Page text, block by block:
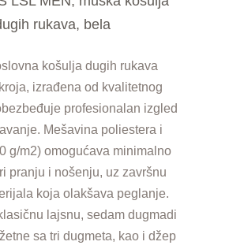
rukava, bela
košulja dugih rukava
izrađena od kvalitetnog
profesionalan izgled
Mešavina poliestera i
g/m2) omogućava minimalno
pranju i nošenju, uz završnu
koja olakšava peglanje.
lajsnu, sedam dugmadi
sa tri dugmeta, kao i džep